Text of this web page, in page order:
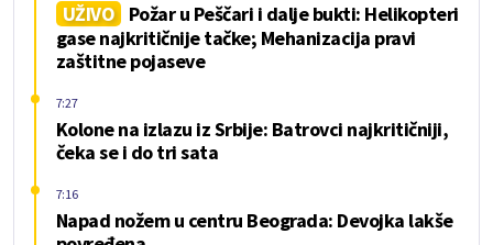
UŽIVO
Požar u Peščari i dalje bukti: Helikopteri
gase najkritičnije tačke; Mehanizacija pravi
zaštitne pojaseve
Kolone na izlazu iz Srbije: Batrovci najkritičniji,
čeka se i do tri sata
7:27
Napad nožem u centru Beograda: Devojka lakše
7:16